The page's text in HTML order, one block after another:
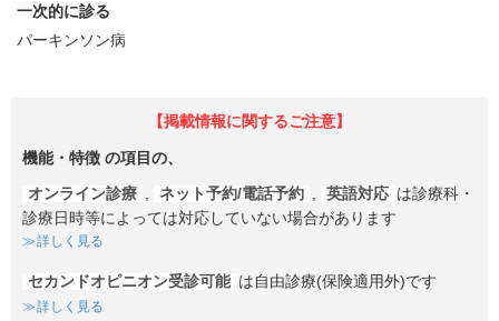
一次的に診る
パーキンソン病
【掲載情報に関するご注意】
機能・特徴 の項目の、
オンライン診療 , ネット予約/電話予約 , 英語対応 は診療科・
診療日時等によっては対応していない場合があります
詳しく見る
セカンドオピニオン受診可能 は自由診療(保険適用外)です
詳しく見る